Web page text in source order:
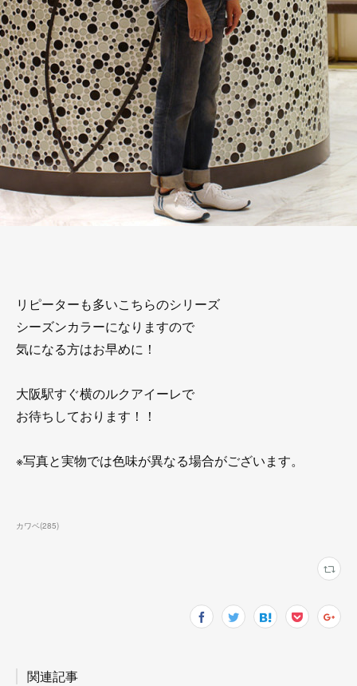
リピーターも多いこちらのシリーズ
シーズンカラーになりますので
気になる方はお早めに！
大阪駅すぐ横のルクアイーレで
お待ちしております！！
※写真と実物では色味が異なる場合がございます。
カワベ(285)
関連記事